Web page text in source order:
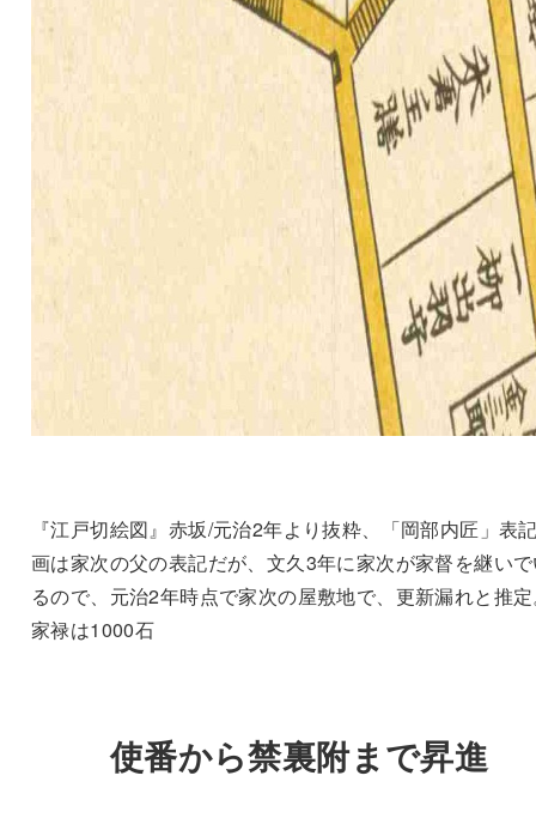
『江戸切絵図』赤坂/元治2年より抜粋、「岡部内匠」表
画は家次の父の表記だが、文久3年に家次が家督を継い
るので、元治2年時点で家次の屋敷地で、更新漏れと推
家禄は1000石
使番から禁裏附まで昇進